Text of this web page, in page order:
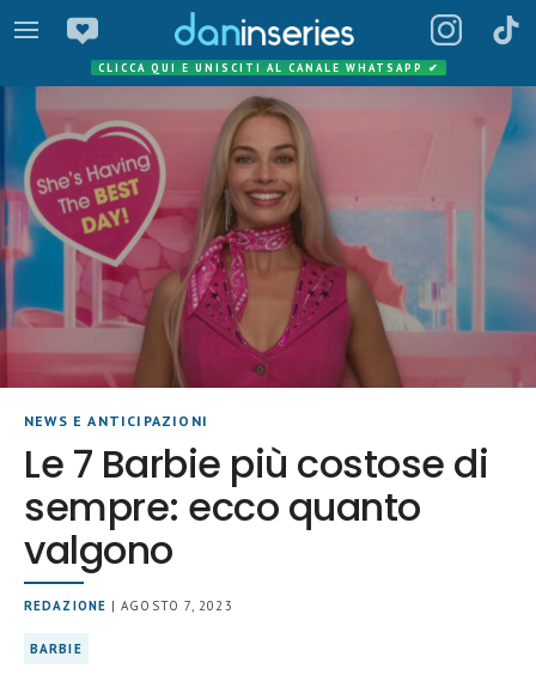
CLICCA QUI E UNISCITI AL CANALE WHATSAPP ✔
NEWS E ANTICIPAZIONI
Le 7 Barbie più costose di
sempre: ecco quanto
valgono
REDAZIONE | AGOSTO 7, 2023
BARBIE